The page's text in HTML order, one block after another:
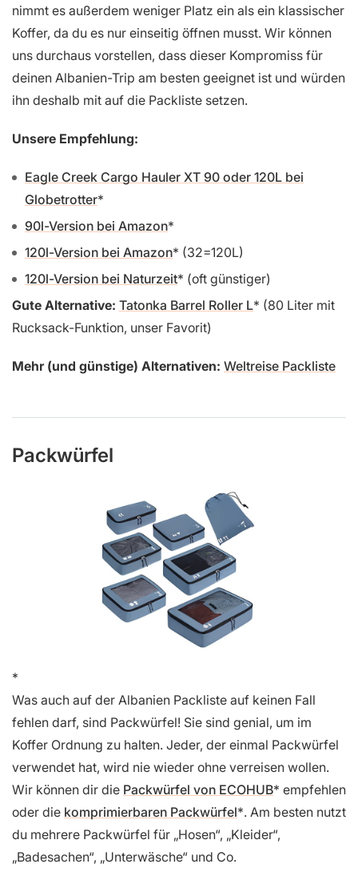
nimmt es außerdem weniger Platz ein als ein klassischer
Koffer, da du es nur einseitig öffnen musst. Wir können
uns durchaus vorstellen, dass dieser Kompromiss für
deinen Albanien-Trip am besten geeignet ist und würden
ihn deshalb mit auf die Packliste setzen.
Unsere Empfehlung:
Eagle Creek Cargo Hauler XT 90 oder 120L bei
Globetrotter
90l-Version bei Amazon
120l-Version bei Amazon
(32=120L)
120l-Version bei Naturzeit
(oft günstiger)
Gute Alternative: Tatonka Barrel Roller L
(80 Liter mit
Rucksack-Funktion, unser Favorit)
Mehr (und günstige) Alternativen: Weltreise Packliste
Packwürfel
Was auch auf der Albanien Packliste auf keinen Fall
fehlen darf, sind Packwürfel! Sie sind genial, um im
Koffer Ordnung zu halten. Jeder, der einmal Packwürfel
verwendet hat, wird nie wieder ohne verreisen wollen.
Wir können dir die Packwürfel von ECOHUB empfehlen
oder die komprimierbaren Packwürfel . Am besten nutzt
du mehrere Packwürfel für „Hosen“, „Kleider“,
„Badesachen“, „Unterwäsche“ und Co.